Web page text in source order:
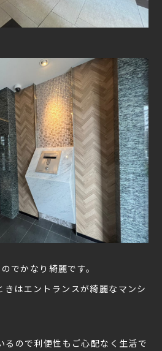
でかなり綺麗です。
きはエントランスが綺麗なマンシ
るので利便性もご心配なく生活で